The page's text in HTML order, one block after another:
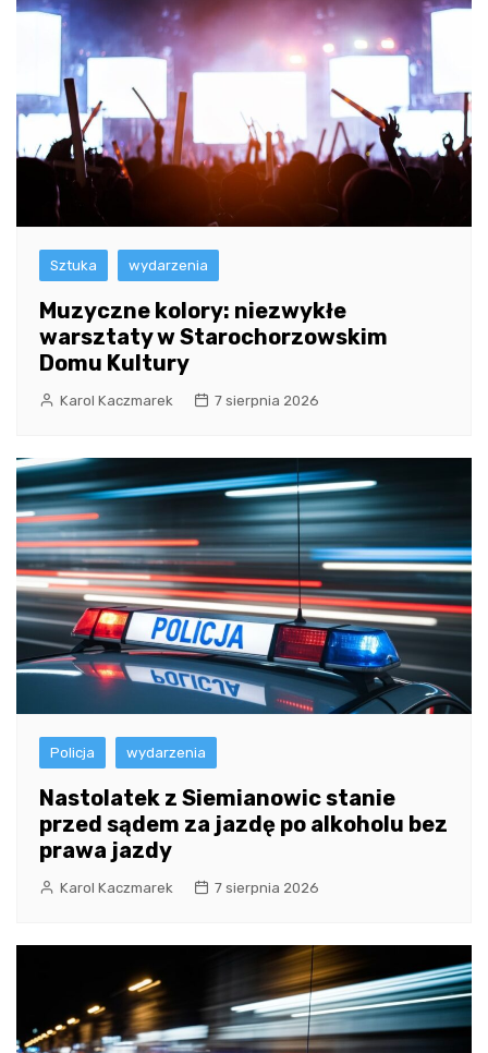
Sztuka wydarzenia
Muzyczne kolory: niezwykłe
warsztaty w Starochorzowskim
Domu Kultury
Karol Kaczmarek 7 sierpnia 2026
Policja wydarzenia
Nastolatek z Siemianowic stanie
przed sądem za jazdę po alkoholu bez
prawa jazdy
Karol Kaczmarek 7 sierpnia 2026